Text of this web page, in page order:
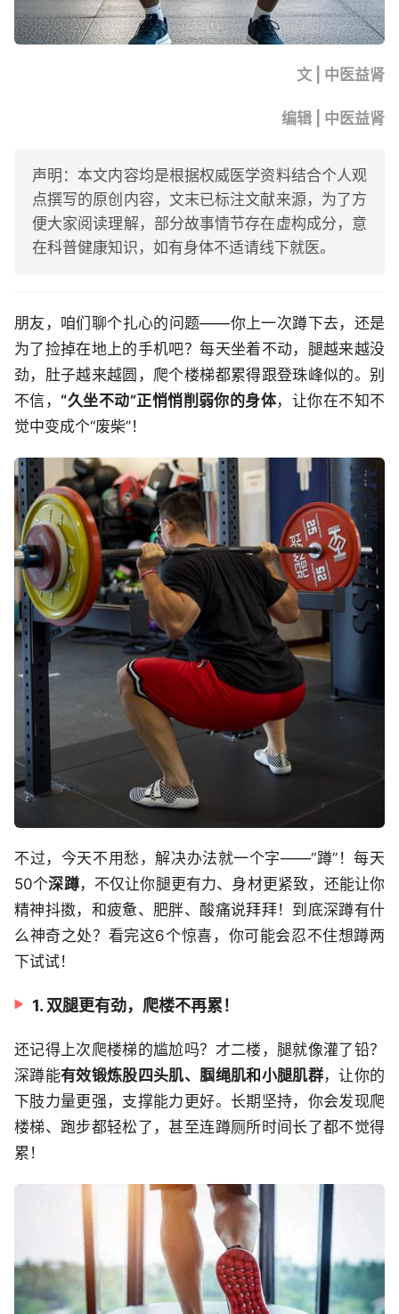
文 | 中医益肾
编辑 | 中医益肾
声明：本文内容均是根据权威医学资料结合个人观
点撰写的原创内容，文末已标注文献来源，为了方
便大家阅读理解，部分故事情节存在虚构成分，意
在科普健康知识，如有身体不适请线下就医。
朋友，咱们聊个扎心的问题——你上一次蹲下去，还是
为了捡掉在地上的手机吧？每天坐着不动，腿越来越没
劲，肚子越来越圆，爬个楼梯都累得跟登珠峰似的。别
不信， “久坐不动”正悄悄削弱你的身体，让你在不知不
觉中变成个“废柴”！
不过，今天不用愁，解决办法就一个字——“蹲”！每天
50个深蹲，不仅让你腿更有力、身材更紧致，还能让你
精神抖擞，和疲惫、肥胖、酸痛说拜拜！到底深蹲有什
么神奇之处？看完这6个惊喜，你可能会忍不住想蹲两
下试试！
1. 双腿更有劲，爬楼不再累！
还记得上次爬楼梯的尴尬吗？才二楼，腿就像灌了铅？
深蹲能有效锻炼股四头肌、腘绳肌和小腿肌群，让你的
下肢力量更强，支撑能力更好。长期坚持，你会发现爬
楼梯、跑步都轻松了，甚至连蹲厕所时间长了都不觉得
累！